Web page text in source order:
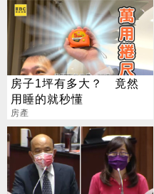
房子1坪有多大？ 竟然
用睡的就秒懂
房產